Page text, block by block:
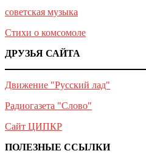
советская музыка
Стихи о комсомоле
ДРУЗЬЯ САЙТА
Движение "Русский лад"
Радиогазета "Слово"
Сайт ЦИПКР
ПОЛЕЗНЫЕ ССЫЛКИ